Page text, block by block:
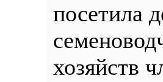
посетила
хозяйств